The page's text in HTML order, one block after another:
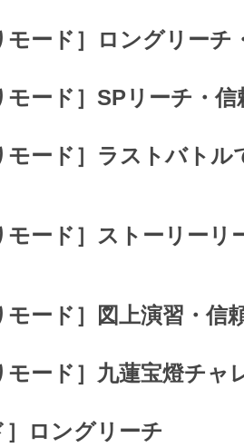
モード］ロングリーチ
モード］SPリーチ・信
モード］ラストバトル
モード］ストーリーリ
モード］図上演習・信
モード］九蓮宝燈チ
］ロングリーチ